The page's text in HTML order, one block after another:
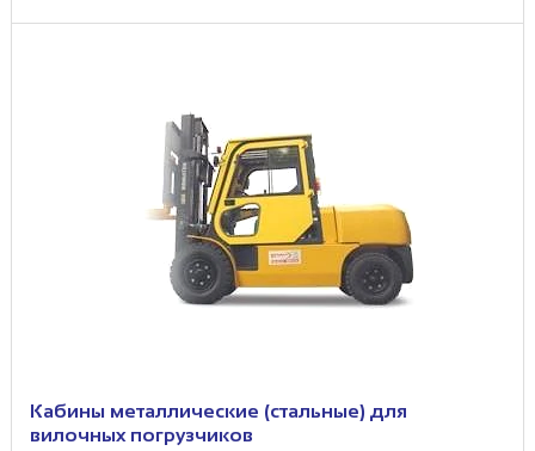
Кабины металлические (стальные) для
вилочных погрузчиков